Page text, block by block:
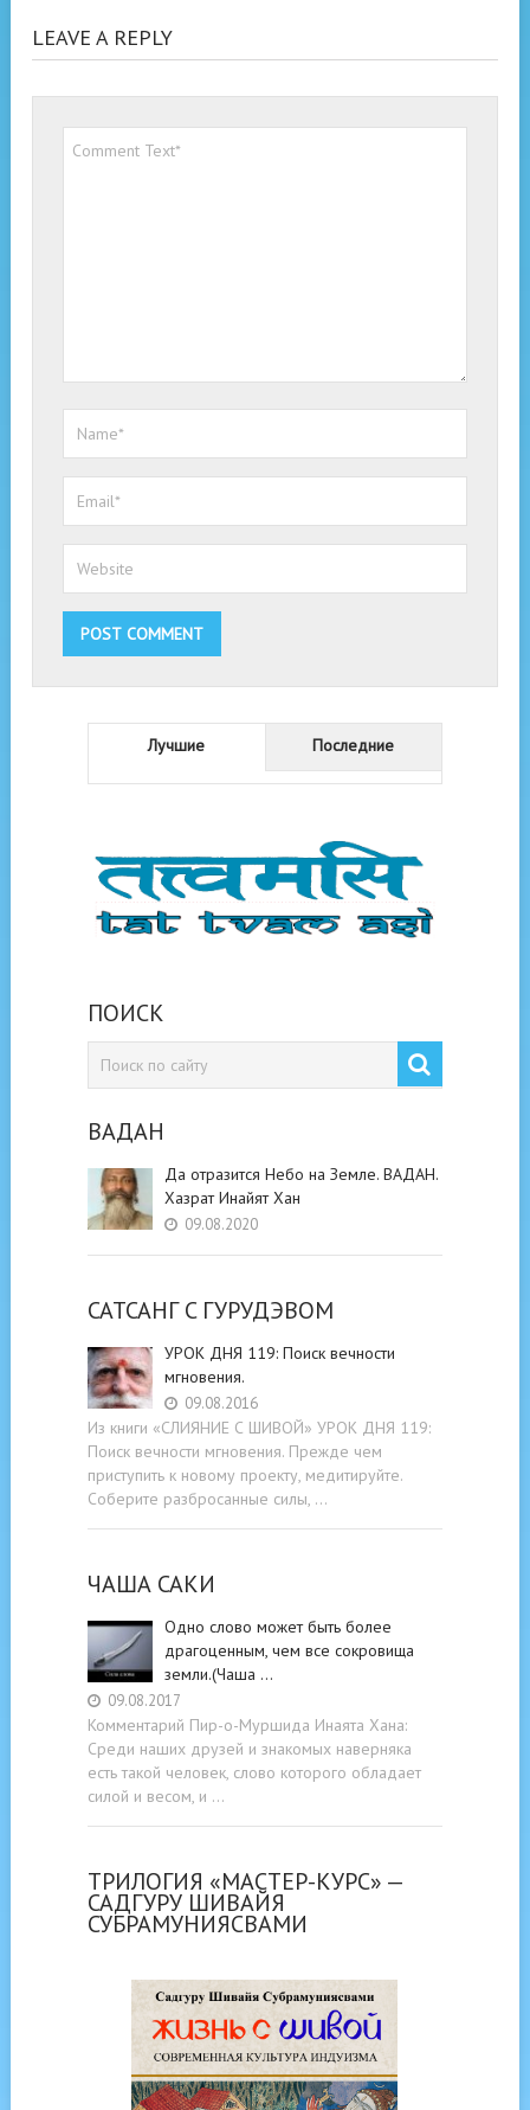
LEAVE A REPLY
Лучшие Последние
ПОИСК
ВАДАН
Да отразится Небо на Земле. ВАДАН.
Хазрат Инайят Хан
09.08.2020
САТСАНГ C ГУРУДЭВОМ
УРОК ДНЯ 119: Поиск вечности
мгновения.
09.08.2016
Из книги «СЛИЯНИЕ С ШИВОЙ» УРОК ДНЯ 119:
Поиск вечности мгновения. Прежде чем
приступить к новому проекту, медитируйте.
Соберите разбросанные силы, …
ЧАША САКИ
Одно слово может быть более
драгоценным, чем все сокровища
земли.(Чаша …
09.08.2017
Комментарий Пир-о-Муршида Инаята Хана:
Среди наших друзей и знакомых наверняка
есть такой человек, слово которого обладает
силой и весом, и …
ТРИЛОГИЯ «МАСТЕР-КУРС» —
САДГУРУ ШИВАЙЯ
СУБРАМУНИЯСВАМИ